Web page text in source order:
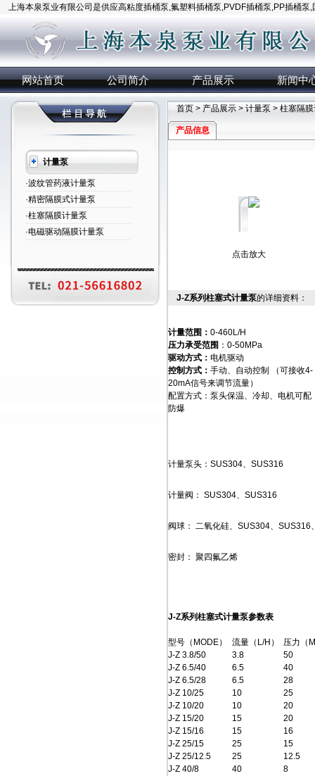
上海本泉泵业有限公司是供应高粘度插桶泵,氟塑料插桶泵,PVDF插桶泵,PP插桶泵
网站首页 公司简介 产品展示 新闻中
计量泵
·波纹管药液计量泵
·精密隔膜式计量泵
·柱塞隔膜计量泵
·电磁驱动隔膜计量泵
首页 > 产品展示 > 计量泵 > 柱塞隔
产品信息
点击放大
J-Z系列柱塞式计量泵的详细资料：
计量范围： 0-460L/H
压力承受范围 ：0-50MPa
驱动方式： 电机驱动
控制方式： 手动、自动控制 （可接收4-
20mA信号来调节流量）
配置方式：泵头保温、冷却、电机可配
防爆
计量泵头：SUS304、SUS316
计量阀： SUS304、SUS316
阀球： 二氧化硅、SUS304、SUS316
密封： 聚四氟乙烯
J-Z系列柱塞式计量泵参数表
型号（MODE） 流量（L/H）
压力（
J-Z 3.8/50
3.8
50
J-Z 6.5/40
6.5
40
J-Z 6.5/28
6.5
28
J-Z 10/25
10
25
J-Z 10/20
10
20
J-Z 15/20
15
20
J-Z 15/16
15
16
J-Z 25/15
25
15
J-Z 25/12.5
25
12.5
J-Z 40/8
40
8